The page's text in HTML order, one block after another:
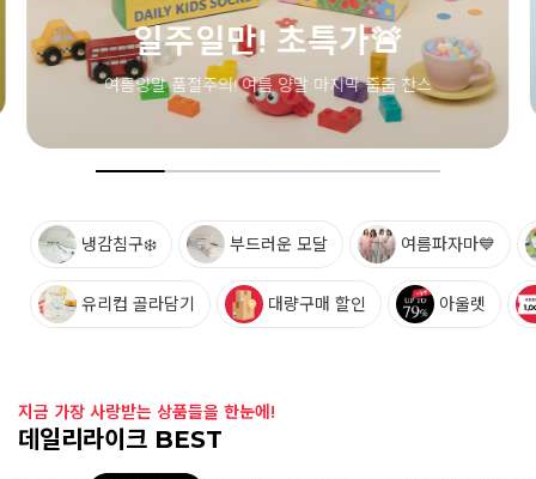
냉감침구❄️ 부드러운 모달 여름파자마💙
유리컵 골라담기 대량구매 할인 아울렛
지금 가장 사랑받는 상품들을 한눈에!
데일리라이크 BEST